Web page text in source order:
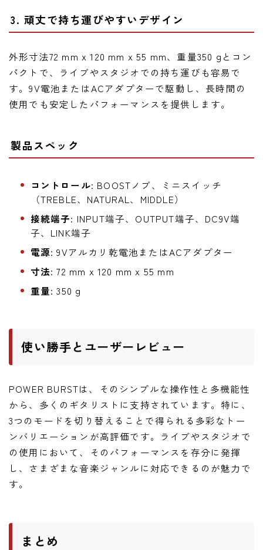
3. 頑丈で持ち運びやすいデザイン
外形寸法72 mm x 120 mm x 55 mm、重量350 gとコン
パクトで、ライブやスタジオでの持ち運びも容易で
す。9V電池またはACアダプターで駆動し、長時間の
使用でも安定したパフォーマンスを提供します。
製品スペック
コントロール: BOOSTノブ、ミニスイッチ
（TREBLE、NATURAL、MIDDLE）
接続端子: INPUT端子、OUTPUT端子、DC9V端
子、LINK端子
電源: 9Vアルカリ乾電池またはACアダプター
寸法: 72 mm x 120 mm x 55 mm
重量: 350 g
使い勝手とユーザーレビュー
POWER BURSTは、そのシンプルな操作性と多機能性
から、多くのギタリストに支持されています。特に、
3つのモードを切り替えることで得られる多彩なトー
ンバリエーションが高評価です。ライブやスタジオで
の使用において、そのパフォーマンスを存分に発揮
し、さまざまな音楽ジャンルに対応できるのが魅力で
す。
まとめ